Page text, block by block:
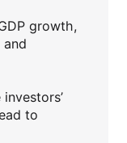
growth,
to